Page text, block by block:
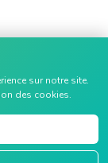
|Politique de
sur notre site.
des cookies.